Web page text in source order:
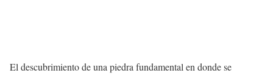
El descubrimiento de una piedra fundamental en donde se